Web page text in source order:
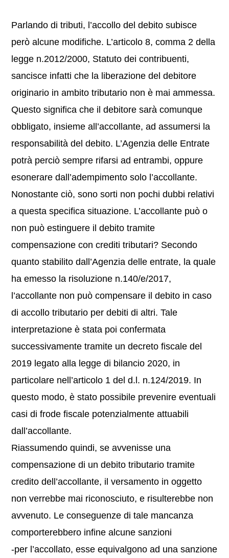
Parlando di tributi, l’accollo del debito subisce
però alcune modifiche. L’articolo 8, comma 2 della
legge n.2012/2000, Statuto dei contribuenti,
sancisce infatti che la liberazione del debitore
originario in ambito tributario non è mai ammessa.
Questo significa che il debitore sarà comunque
obbligato, insieme all’accollante, ad assumersi la
responsabilità del debito. L’Agenzia delle Entrate
potrà perciò sempre rifarsi ad entrambi, oppure
esonerare dall’adempimento solo l’accollante.
Nonostante ciò, sono sorti non pochi dubbi relativi
a questa specifica situazione. L’accollante può o
non può estinguere il debito tramite
compensazione con crediti tributari? Secondo
quanto stabilito dall’Agenzia delle entrate, la quale
ha emesso la risoluzione n.140/e/2017,
l’accollante non può compensare il debito in caso
di accollo tributario per debiti di altri. Tale
interpretazione è stata poi confermata
successivamente tramite un decreto fiscale del
2019 legato alla legge di bilancio 2020, in
particolare nell’articolo 1 del d.l. n.124/2019. In
questo modo, è stato possibile prevenire eventuali
casi di frode fiscale potenzialmente attuabili
dall’accollante.
Riassumendo quindi, se avvenisse una
compensazione di un debito tributario tramite
credito dell’accollante, il versamento in oggetto
non verrebbe mai riconosciuto, e risulterebbe non
avvenuto. Le conseguenze di tale mancanza
comporterebbero infine alcune sanzioni
-per l’accollato, esse equivalgono ad una sanzione